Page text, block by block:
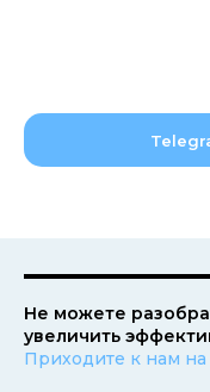
Не можете
увеличить
Приходите к нам на